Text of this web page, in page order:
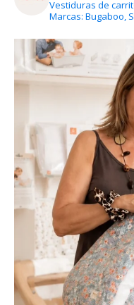
Vestiduras de
Marcas: Bugaboo,